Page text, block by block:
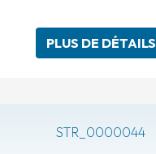
PLUS DE DÉTAILS
STR_0000044